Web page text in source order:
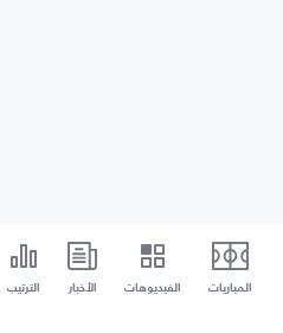
المباريات الفيديوهات الأخبار الترتيب